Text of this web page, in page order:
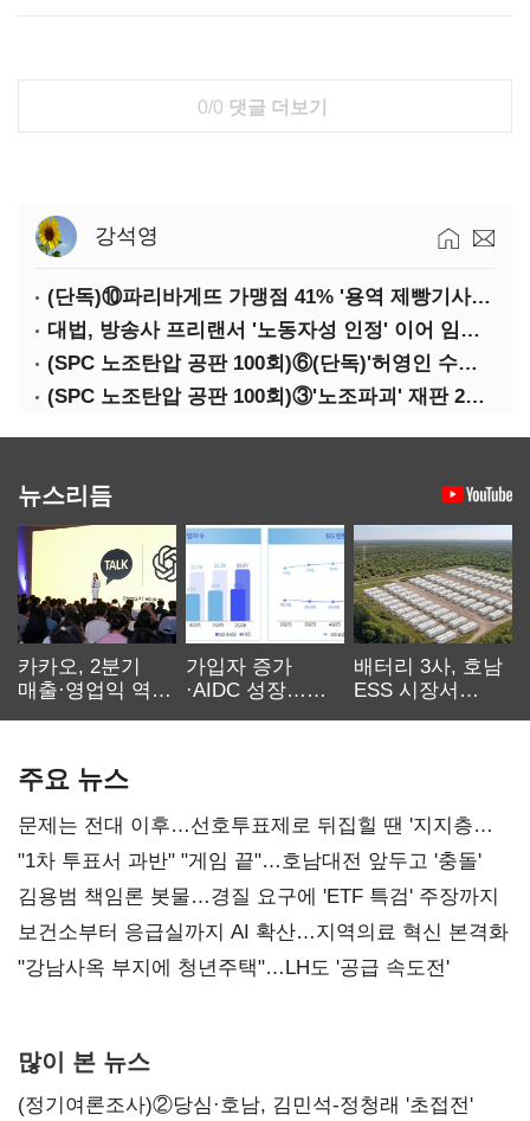
0/0 댓글 더보기
강석영
(단독)⑩파리바게뜨 가맹점 41% '용역 제빵기사 없어'…고용불안 속 브랜드가치도 '흔들'
대법, 방송사 프리랜서 '노동자성 인정' 이어 임금차별 '제동'
(SPC 노조탄압 공판 100회)⑥(단독)'허영인 수사기밀 유출' 임원, 출소하자 '억대 연봉' 고문으로
(SPC 노조탄압 공판 100회)③'노조파괴' 재판 2년 만의 증언…파리바게뜨 지회장 "허영인에 엄벌을"
뉴스리듬
카카오, 2분기
매출·영업익 역대
가입자 증가
·AIDC 성장…
배터리 3사, 호남
ESS 시장서
주요 뉴스
문제는 전대 이후…선호투표제로 뒤집힐 땐 '지지층
불복'
"1차 투표서 과반" "게임 끝"…호남대전 앞두고 '충돌'
김용범 책임론 봇물…경질 요구에 'ETF 특검' 주장까지
보건소부터 응급실까지 AI 확산…지역의료 혁신 본격화
"강남사옥 부지에 청년주택"…LH도 '공급 속도전'
많이 본 뉴스
(정기여론조사)②당심·호남, 김민석-정청래 '초접전'